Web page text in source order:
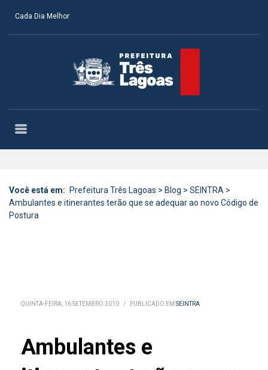
Cada Dia Melhor
Você está em: Prefeitura Três Lagoas > Blog > SEINTRA >
Ambulantes e itinerantes terão que se adequar ao novo Código de
Postura
QUINTA-FEIRA, 16 SETEMBRO 2010 / PUBLICADO EM SEINTRA
Ambulantes e